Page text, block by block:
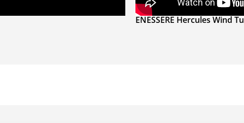
ENESSERE Hercules Wind